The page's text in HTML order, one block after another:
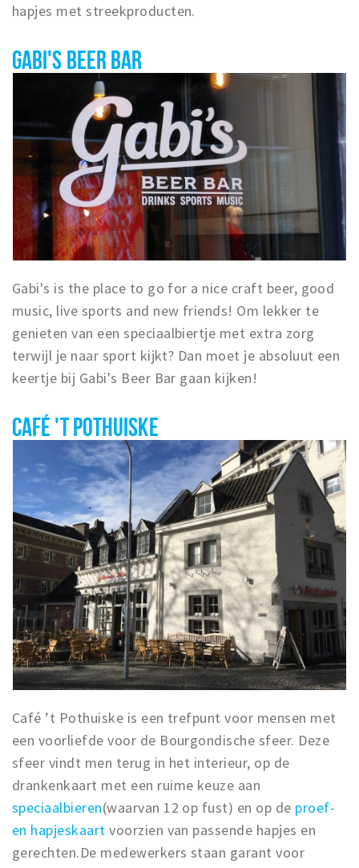
hapjes met streekproducten.
GABI'S BEER BAR
Gabi's is the place to go for a nice craft beer, good
music, live sports and new friends! Om lekker te
genieten van een speciaalbiertje met extra zorg
terwijl je naar sport kijkt? Dan moet je absoluut een
keertje bij Gabi's Beer Bar gaan kijken!
CAFÉ 'T POTHUISKE
Café ’t Pothuiske is een trefpunt voor mensen met
een voorliefde voor de Bourgondische sfeer. Deze
sfeer vindt men terug in het interieur, op de
drankenkaart met een ruime keuze aan
speciaalbieren(waarvan 12 op fust) en op de proef-
en hapjeskaart voorzien van passende hapjes en
gerechten.De medewerkers staan garant voor